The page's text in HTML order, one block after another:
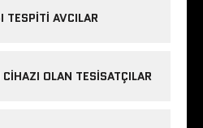
TESPITI AVCILAR
OLAN TESISATÇILAR